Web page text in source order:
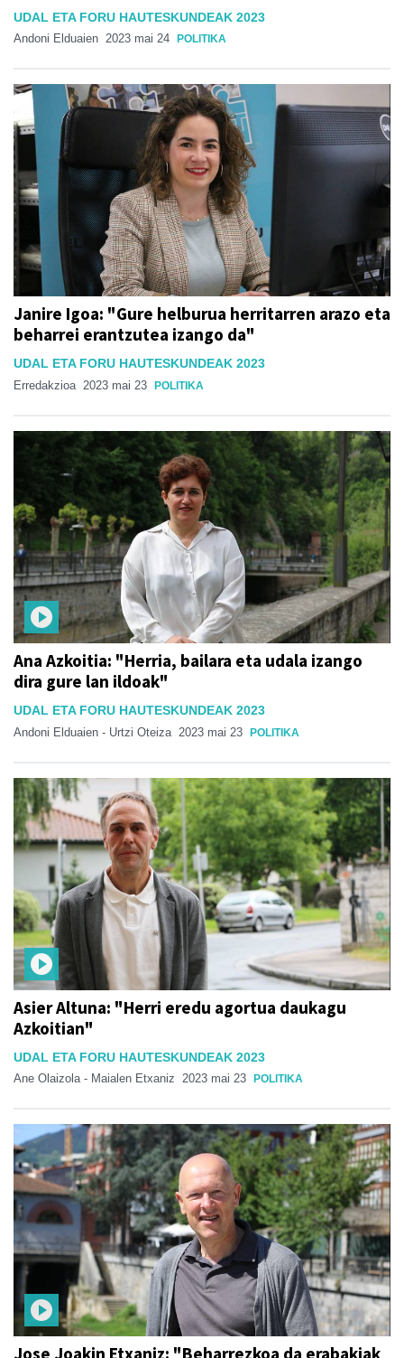
UDAL ETA FORU HAUTESKUNDEAK 2023
Andoni Elduaien 2023 mai 24 POLITIKA
Janire Igoa: "Gure helburua herritarren arazo eta
beharrei erantzutea izango da"
UDAL ETA FORU HAUTESKUNDEAK 2023
Erredakzioa 2023 mai 23 POLITIKA
Ana Azkoitia: "Herria, bailara eta udala izango
dira gure lan ildoak"
UDAL ETA FORU HAUTESKUNDEAK 2023
Andoni Elduaien - Urtzi Oteiza 2023 mai 23 POLITIKA
Asier Altuna: "Herri eredu agortua daukagu
Azkoitian"
UDAL ETA FORU HAUTESKUNDEAK 2023
Ane Olaizola - Maialen Etxaniz 2023 mai 23 POLITIKA
Jose Joakin Etxaniz: "Beharrezkoa da erabakiak